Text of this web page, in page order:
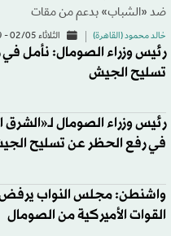
ضد «الشباب» بدعم من مقات
خالد محمود (القاهرة) الثلاثاء 02/05 - 15:29
رئيس وزراء الصومال: نأمل
تسليح الجيش
رئيس وزراء الصومال
في رفع الحظر عن تسليح
واشنطن: مجلس النواب
القوات الأميركية من الصومال